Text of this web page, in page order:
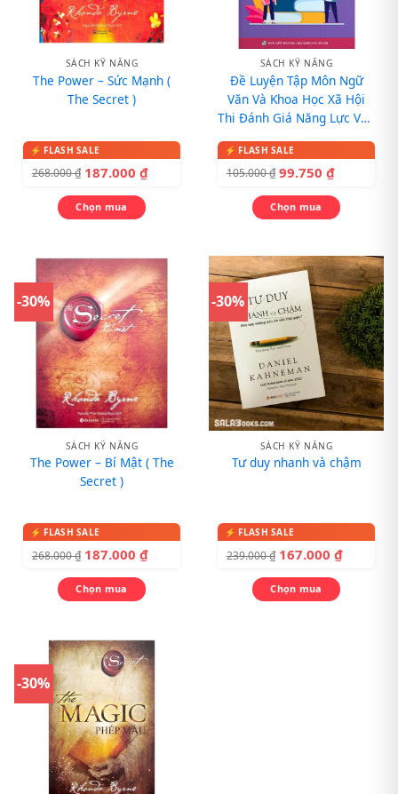
SÁCH KỸ NĂNG
The Power – Sức Mạnh (
The Secret )
268.000₫ 187.000 ₫
Chọn mua
SÁCH KỸ NĂNG
Đề Luyện Tập Môn Ngữ
Văn Và Khoa Học Xã Hội
Thi Đánh Giá Năng Lực Vào
105.000₫ 99.750 ₫
Chọn mua
-30%
SÁCH KỸ NĂNG
The Power – Bí Mật ( The
Secret )
268.000₫ 187.000 ₫
Chọn mua
-30%
SÁCH KỸ NĂNG
Tư duy nhanh và chậm
239.000₫ 167.000 ₫
Chọn mua
-30%